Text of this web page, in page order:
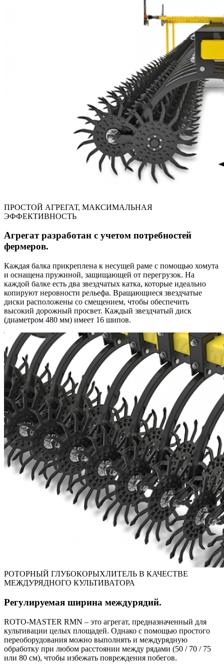
ПРОСТОЙ АГРЕГАТ, МАКСИМАЛЬНАЯ
ЭФФЕКТИВНОСТЬ
Агрегат разработан с учетом потребностей
фермеров.
Каждая балка прикреплена к несущей раме с помощью хомута
и оснащена пружиной, защищающей от перегрузок. На
каждой балке есть два звездчатых катка, которые идеально
копируют неровности рельефа. Вращающиеся звездчатые
диски расположены со смещением, чтобы обеспечить
высокий дорожный просвет. Каждый звездчатый диск
(диаметром 480 мм) имеет 16 шипов.
РОТОРНЫЙ ГЛУБОКОРЫХЛИТЕЛЬ В КАЧЕСТВЕ
МЕЖДУРЯДНОГО КУЛЬТИВАТОРА
Регулируемая ширина междурядий.
ROTO-MASTER RMN – это агрегат, предназначенный для
культивации целых площадей. Однако с помощью простого
переоборудования можно выполнять и междурядную
обработку при любом расстоянии между рядами (50 / 70 / 75
или 80 см), чтобы избежать повреждения побегов.